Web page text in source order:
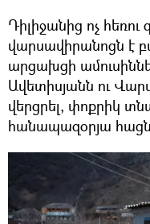
Դիլիջանից ոչ հեռու
վարսավիրանոցն է
արցախցի
Ավետիսյանն ու
վերցրել, փոքրիկ
հանապազօրյա